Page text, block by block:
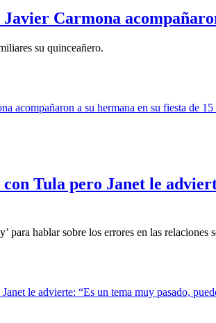
Carmona
su quinceañero.
Tula pero Janet le
para hablar sobre los errores en las relaciones